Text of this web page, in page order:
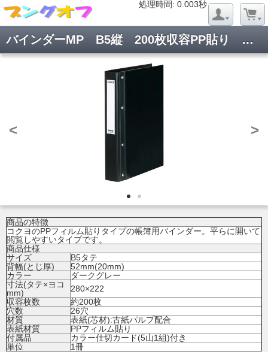
処理時間: 0.003秒
バインダーMP B5縦 200枚収容PP貼り 濃灰 ハ-E20DM
< >
商品の特徴
コクヨのPPフィルム貼りタイプの帳簿用バインダー。平らに開いて
閲覧しやすいタイプです。
商品仕様
サイズ
B5タテ
背幅(とじ厚)
52mm(20mm)
カラー
ダークグレー
寸法(タテ×ヨコ
mm)
280×222
収容枚数
約200枚
穴数
26穴
材質
表紙(芯材):古紙パルプ配合
表紙材質
PPフィルム貼り
付属品
カラー仕切カード(5山1組)付き
単位
1冊
処理時間: 0.021秒